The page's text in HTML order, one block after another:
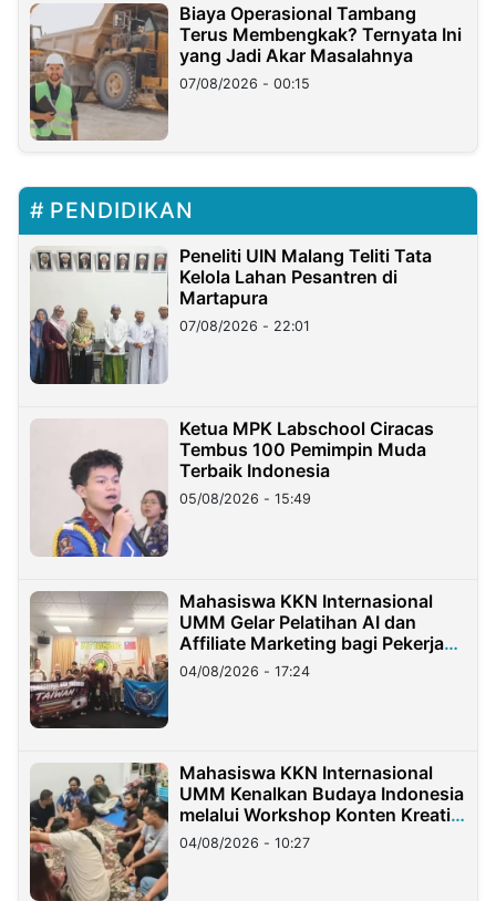
Biaya Operasional Tambang
Terus Membengkak? Ternyata Ini
yang Jadi Akar Masalahnya
07/08/2026 - 00:15
PENDIDIKAN
Peneliti UIN Malang Teliti Tata
Kelola Lahan Pesantren di
Martapura
07/08/2026 - 22:01
Ketua MPK Labschool Ciracas
Tembus 100 Pemimpin Muda
Terbaik Indonesia
05/08/2026 - 15:49
Mahasiswa KKN Internasional
UMM Gelar Pelatihan AI dan
Affiliate Marketing bagi Pekerja
Migran Indonesia di Taiwan
04/08/2026 - 17:24
Mahasiswa KKN Internasional
UMM Kenalkan Budaya Indonesia
melalui Workshop Konten Kreatif
di Taiwan
04/08/2026 - 10:27